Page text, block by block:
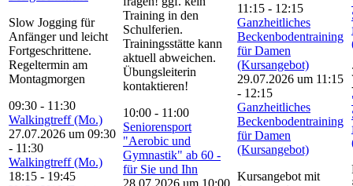
Slow Jogging für
Anfänger und leicht
Fortgeschrittene.
Regeltermin am
Montagmorgen
09:30 - 11:30
Walkingtreff (Mo.)
27.07.2026 um 09:30
- 11:30
Walkingtreff (Mo.)
18:15 - 19:45
Training in den
Schulferien.
Trainingsstätte kann
aktuell abweichen.
Übungsleiterin
kontaktieren!
10:00 - 11:00
Seniorensport
"Aerobic und
Gymnastik" ab 60 -
für Sie und Ihn
28.07.2026 um 10:00
11:15 - 12:15
Ganzheitliches
Beckenbodentraining
für Damen
(Kursangebot)
29.07.2026 um 11:15
- 12:15
Ganzheitliches
Beckenbodentraining
für Damen
(Kursangebot)
Kursangebot mit